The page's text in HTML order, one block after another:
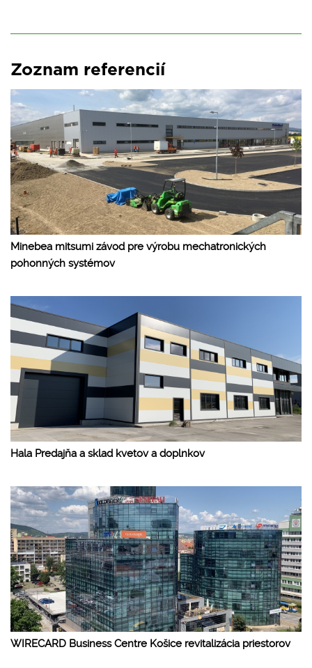
Zoznam referencií
Minebea mitsumi závod pre výrobu mechatronických
pohonných systémov
Hala Predajňa a sklad kvetov a doplnkov
WIRECARD Business Centre Košice revitalizácia priestorov